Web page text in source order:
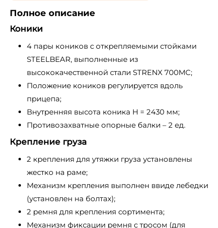
Полное описание
Коники
4 пары коников с открепляемыми стойками
STEELBEAR, выполненные из
высококачественной стали STRENX 700MC;
Положение коников регулируется вдоль
прицепа;
Внутренняя высота коника H = 2430 мм;
Противозахватные опорные балки – 2 ед.
Крепление груза
2 крепления для утяжки груза установлены
жестко на раме;
Механизм крепления выполнен ввиде лебедки
(установлен на болтах);
2 ремня для крепления сортимента;
Механизм фиксации ремня с тросом (для